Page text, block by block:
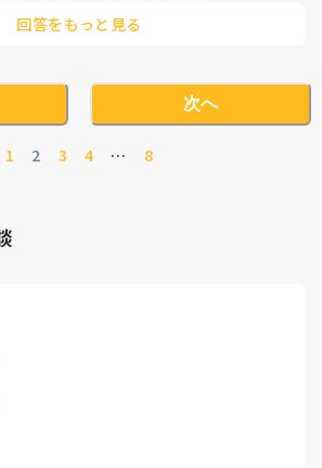
のお迎えに間に合わないなど、それぞれの事
回答をもっと見る
1 2 3 4 … 8
次へ